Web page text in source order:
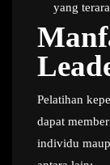
yang
Pelatihan
dapat
individu